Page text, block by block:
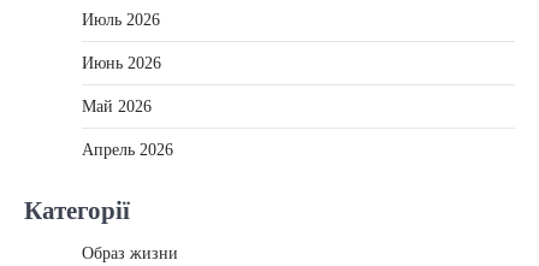
Июль 2026
Июнь 2026
Май 2026
Апрель 2026
Категорії
Образ жизни